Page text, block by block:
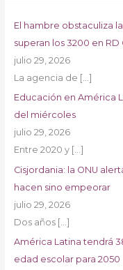
El hambre obstaculiza
superan los 3200 en RD
julio 29, 2026
La agencia de […]
Educación en América
del miércoles
julio 29, 2026
Entre 2020 y […]
Cisjordania: la ONU
hacen sino empeorar
julio 29, 2026
Dos años […]
América Latina tendrá
edad escolar para 2050